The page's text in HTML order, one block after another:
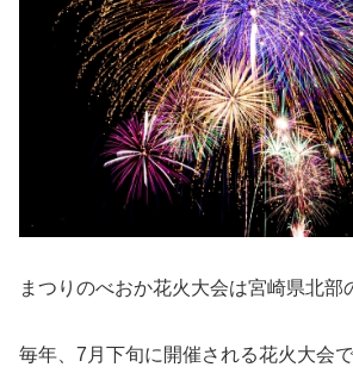
まつりのべおか花火大会は宮崎県北部
毎年、7月下旬に開催される花火大会で